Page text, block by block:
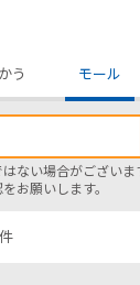
う モール
ない場合がございま
お願いします。
件